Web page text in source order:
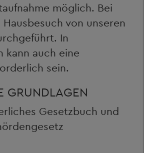
möglich. Bei
von unseren
In
kann auch eine
sein.
GRUNDLAGEN
Gesetzbuch und